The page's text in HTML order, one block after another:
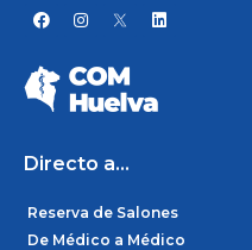
F
a
e
b
o
o
I
n
a
g
r
L
i
i
Directo a...
Reserva de Salones
De Médico a Médico